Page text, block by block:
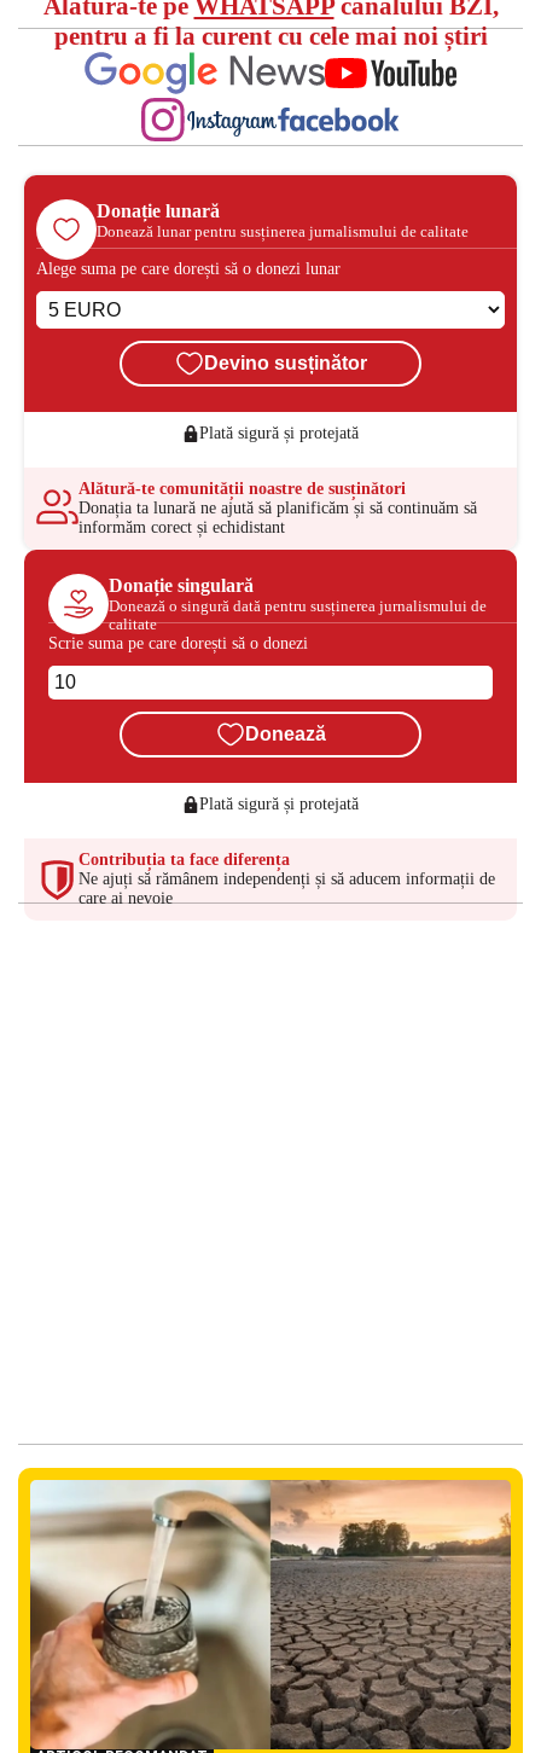
Alătură-te pe WHATSAPPcanalului BZI,
pentru a fi la curent cu cele mai noi știri
Donație lunară
Donează lunar pentru susținerea jurnalismului de calitate
Alege suma pe care dorești să o donezi lunar
Devino susținător
Plată sigură și protejată
Alătură-te comunității noastre de susținători
Donația ta lunară ne ajută să planificăm și să continuăm să
informăm corect și echidistant
Donație singulară
Donează o singură dată pentru susținerea jurnalismului de
calitate
Scrie suma pe care dorești să o donezi
Donează
Plată sigură și protejată
Contribuția ta face diferența
Ne ajuți să rămânem independenți și să aducem informații de
care ai nevoie